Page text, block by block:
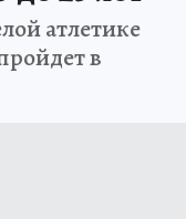
атлетике
в